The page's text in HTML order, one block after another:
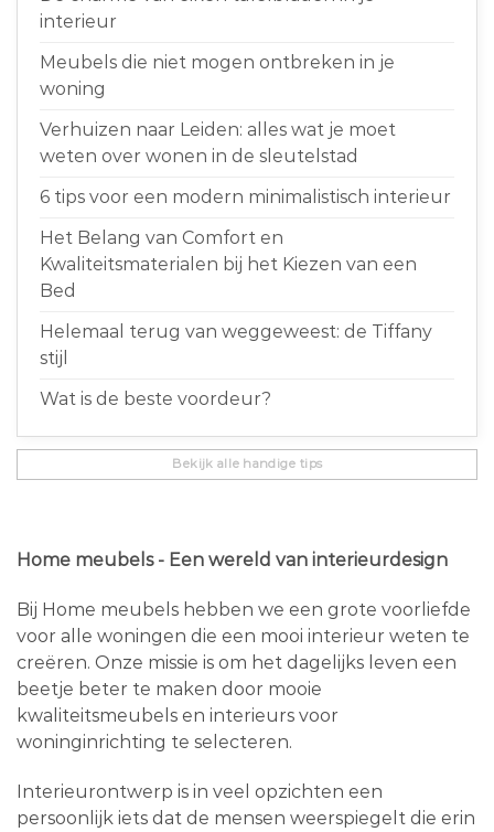
interieur
Meubels die niet mogen ontbreken in je
woning
Verhuizen naar Leiden: alles wat je moet
weten over wonen in de sleutelstad
6 tips voor een modern minimalistisch interieur
Het Belang van Comfort en
Kwaliteitsmaterialen bij het Kiezen van een
Bed
Helemaal terug van weggeweest: de Tiffany
stijl
Wat is de beste voordeur?
Bekijk alle handige tips
Home meubels - Een wereld van interieurdesign
Bij Home meubels hebben we een grote voorliefde
voor alle woningen die een mooi interieur weten te
creëren. Onze missie is om het dagelijks leven een
beetje beter te maken door mooie
kwaliteitsmeubels en interieurs voor
woninginrichting te selecteren.
Interieurontwerp is in veel opzichten een
persoonlijk iets dat de mensen weerspiegelt die erin